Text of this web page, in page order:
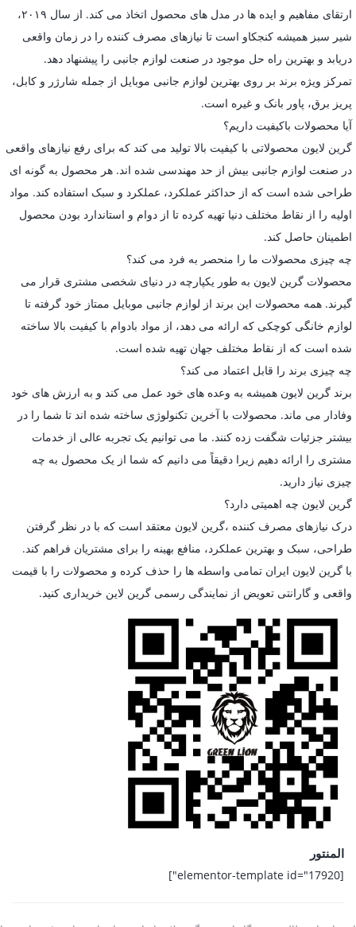
ارتقای مفاهیم و ایده ها در مدل های محصول اتخاذ می کند. از سال ۲۰۱۹،
شیر سبز همیشه کنجکاو است تا نیازهای مصرف کننده را در زمان واقعی
دریابد و بهترین راه حل موجود در صنعت لوازم جانبی را پیشنهاد دهد.
تمرکز ویژه برند بر روی بهترین لوازم جانبی موبایل از جمله شارژر و کابل،
پریز برق، پاور بانک و غیره است.
آیا محصولات باکیفیت داریم؟
گرین لایون محصولاتی با کیفیت بالا تولید می کند که برای رفع نیازهای واقعی
در صنعت لوازم جانبی بیش از حد مهندسی شده اند. هر محصول به گونه ای
طراحی شده است که از حداکثر عملکرد، عملکرد و سبک استفاده کند. مواد
اولیه را از نقاط مختلف دنیا تهیه کرده تا از دوام و استاندارد بودن محصول
اطمینان حاصل کند.
چه چیزی محصولات ما را منحصر به فرد می کند؟
محصولات گرین لایون به طور یکپارچه در دنیای شخصی مشتری قرار می
گیرند. همه محصولات این برند از لوازم جانبی موبایل ممتاز خود گرفته تا
لوازم خانگی کوچکی که ارائه می دهد، از مواد بادوام با کیفیت بالا ساخته
شده است که از نقاط مختلف جهان تهیه شده است.
چه چیزی برند را قابل اعتماد می کند؟
برند گرین لایون همیشه به وعده های خود عمل می کند و به ارزش های خود
وفادار می ماند. محصولات با آخرین تکنولوژی ساخته شده اند تا شما را در
بیشتر جزئیات شگفت زده کنند. ما می توانیم یک تجربه عالی از خدمات
مشتری را ارائه دهیم زیرا دقیقاً می دانیم که شما از یک محصول به چه
چیزی نیاز دارید.
گرین لایون چه اهمیتی دارد؟
درک نیازهای مصرف کننده ،گرین لایون معتقد است که با در نظر گرفتن
طراحی، سبک و بهترین عملکرد، منافع بهینه را برای مشتریان فراهم کند.
با گرین لایون ایران تمامی واسطه ها را حذف کرده و محصولات را با قیمت
واقعی و گارانتی تعویض از نمایندگی رسمی گرین لاین خریداری کنید.
المنتور
[elementor-template id="17920"]